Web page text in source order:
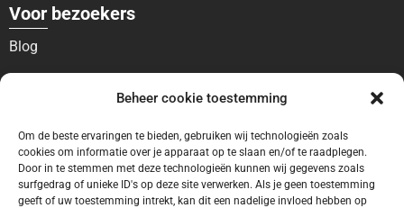
Beheer cookie toestemming
Om de beste ervaringen te bieden, gebruiken wij technologieën zoals
cookies om informatie over je apparaat op te slaan en/of te raadplegen.
Door in te stemmen met deze technologieën kunnen wij gegevens zoals
surfgedrag of unieke ID's op deze site verwerken. Als je geen toestemming
geeft of uw toestemming intrekt, kan dit een nadelige invloed hebben op
Voor bezoekers
Blog
Ontbreekt uw vermelding?
Adverteren